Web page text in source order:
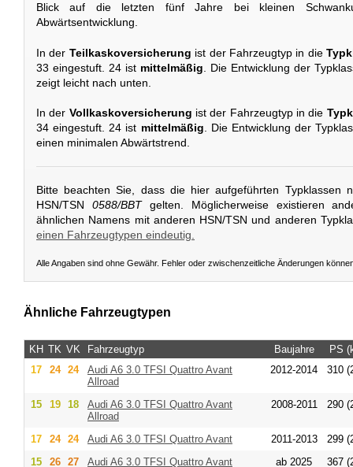
Blick auf die letzten fünf Jahre bei kleinen
Abwärtsentwicklung.
In der Teilkaskoversicherung ist der Fahrzeugtyp in die
33 eingestuft. 24 ist mittelmäßig . Die Entwicklung der
zeigt leicht nach unten.
In der Vollkaskoversicherung ist der Fahrzeugtyp in die
34 eingestuft. 24 ist mittelmäßig. Die Entwicklung der
einen minimalen Abwärtstrend.
Bitte beachten Sie, dass die hier aufgeführten Typklassen
HSN/TSN 0588/BBTgelten. Möglicherweise existieren
ähnlichen Namens mit anderen HSN/TSN und anderen
einen Fahrzeugtypen eindeutig.
Alle Angaben sind ohne Gewähr. Fehler oder zwischenzeitliche Änderungen
Ähnliche Fahrzeugtypen
KH TK VK Fahrzeugtyp Baujahre
PS
17
24 24 Audi A6 3.0 TFSI Quattro Avant
Allroad
2012-2014 310
15 19 18 Audi A6 3.0 TFSI Quattro Avant
Allroad
2008-2011 290
17 24 24 Audi A6 3.0 TFSI Quattro Avant 2011-2013
299
15
26 27 Audi A6 3.0 TFSI Quattro Avant ab 2025
367